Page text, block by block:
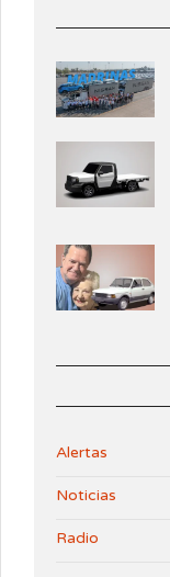
Alertas
Noticias
Radio